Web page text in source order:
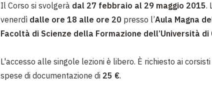
Il Corso si svolgerà dal 27 febbraio al 29 maggio 2015.
venerdì dalle ore 18 alle ore 20 presso l’Aula Magna
Facoltà di Scienze della Formazione dell’Università di
L'accesso alle singole lezioni è libero. È richiesto ai
spese di documentazione di 25 €.